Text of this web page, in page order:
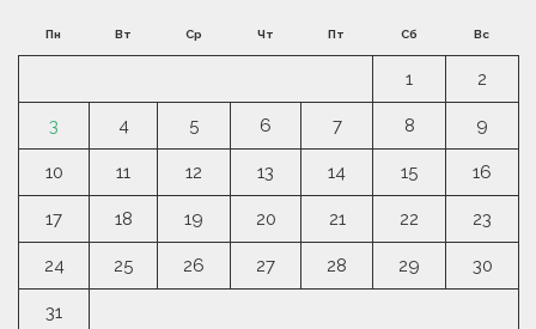
Пн Вт Ср Чт Пт Сб Вс
1 2
3 4 5 6 7 8 9
10 11 12 13 14 15 16
17 18 19 20 21 22 23
24 25 26 27 28 29 30
31